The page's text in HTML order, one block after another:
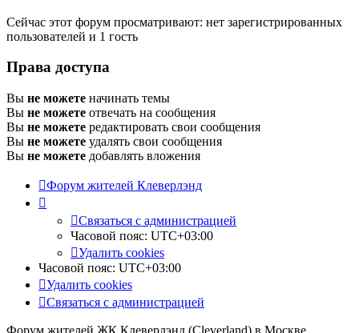
Сейчас этот форум просматривают: нет зарегистрированных
пользователей и 1 гость
Права доступа
Вы не можете начинать темы
Вы не можете отвечать на сообщения
Вы не можете редактировать свои сообщения
Вы не можете удалять свои сообщения
Вы не можете добавлять вложения
Форум жителей Клеверлэнд
Связаться с администрацией
Часовой пояс: UTC+03:00
Удалить cookies
Часовой пояс: UTC+03:00
Удалить cookies
Связаться с администрацией
Форум жителей ЖК Клеверлэнд (Cleverland) в Москве.